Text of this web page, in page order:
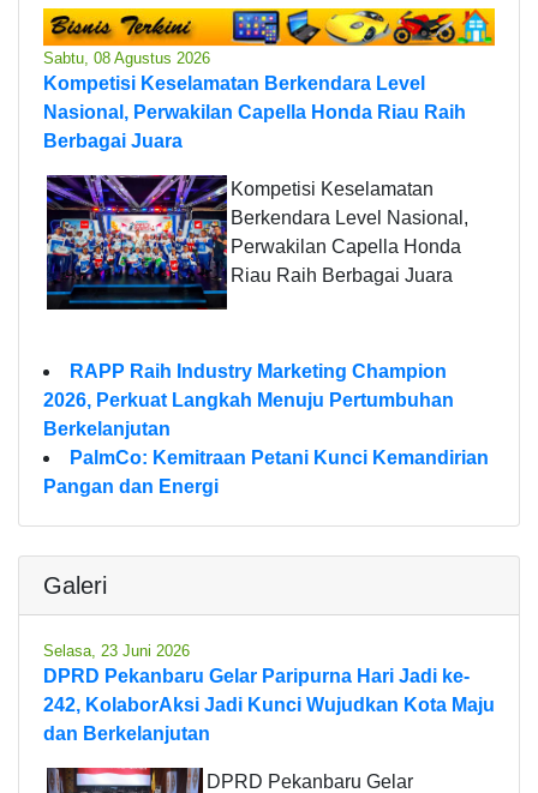
Sabtu, 08 Agustus 2026
Kompetisi Keselamatan Berkendara Level
Nasional, Perwakilan Capella Honda Riau Raih
Berbagai Juara
Kompetisi Keselamatan
Berkendara Level Nasional,
Perwakilan Capella Honda
Riau Raih Berbagai Juara
RAPP Raih Industry Marketing Champion
2026, Perkuat Langkah Menuju Pertumbuhan
Berkelanjutan
PalmCo: Kemitraan Petani Kunci Kemandirian
Pangan dan Energi
Galeri
Selasa, 23 Juni 2026
DPRD Pekanbaru Gelar Paripurna Hari Jadi ke-
242, KolaborAksi Jadi Kunci Wujudkan Kota Maju
dan Berkelanjutan
DPRD Pekanbaru Gelar